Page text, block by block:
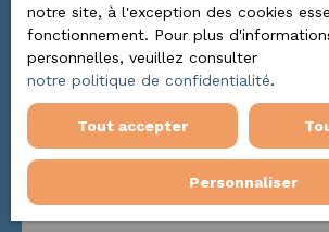
notre site, à l'exception des cookies
fonctionnement. Pour plus
personnelles, veuillez consulter
notre politique de confidentialité.
Tout accepter
Personnaliser